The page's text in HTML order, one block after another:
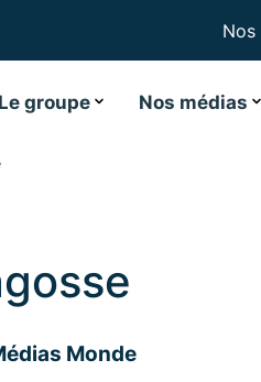
Nos
Le groupe Nos médias
Monde